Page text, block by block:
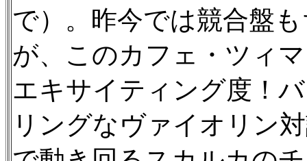
で）。昨今では競合盤
が、このカフェ・ツィ
エキサイティング度！
リングなヴァイオリン